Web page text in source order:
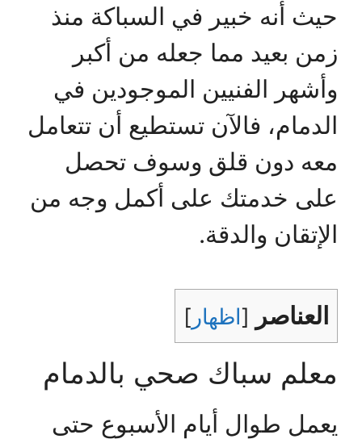
حيث أنه خبير في السباكة منذ
زمن بعيد مما جعله من أكبر
وأشهر الفنيين الموجودين في
الدمام، فالآن تستطيع أن تتعامل
معه دون قلق وسوف تحصل
على خدمتك على أكمل وجه من
الإتقان والدقة.
العناصر [اظهار ]
معلم سباك صحي بالدمام
يعمل طوال أيام الأسبوع حتى